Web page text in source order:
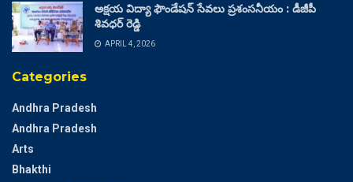
అక్షయ విద్యా ఫౌండేషన్ సేవలు ప్రశంసనీయం : డీజీపీ
శివధర్ రెడ్డి
APRIL 4, 2026
Categories
Andhra Pradesh
Andhra Pradesh
Arts
Bhakthi